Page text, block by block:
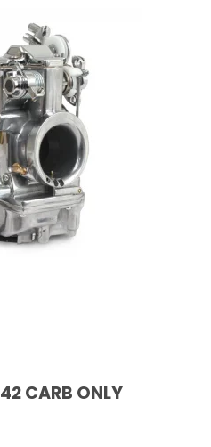
CARB ONLY